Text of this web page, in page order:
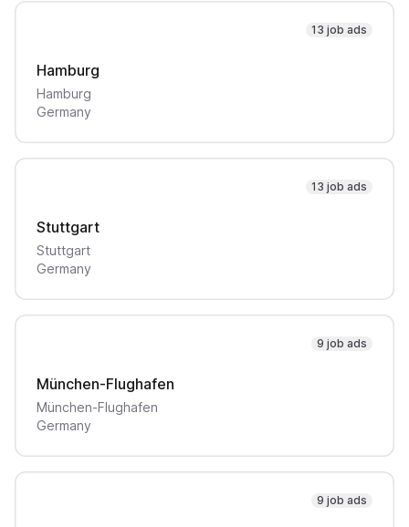
13 job ads
Hamburg
Hamburg
Germany
13 job ads
Stuttgart
Stuttgart
Germany
9 job ads
München-Flughafen
München-Flughafen
Germany
9 job ads